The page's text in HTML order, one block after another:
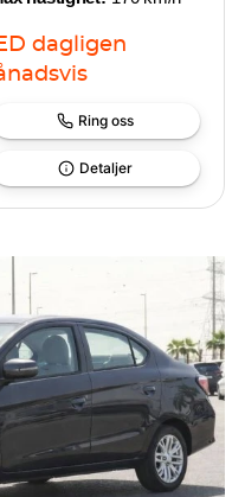
dagligen
Ring oss
Detaljer